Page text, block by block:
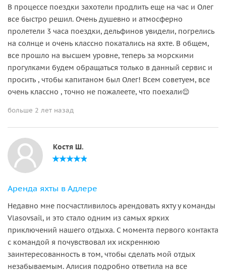
В процессе поездки захотели продлить еще на час и Олег
все быстро решил. Очень душевно и атмосферно
пролетели 3 часа поездки, дельфинов увидели, погрелись
на солнце и очень классно покатались на яхте. В общем,
все прошло на высшем уровне, теперь за морскими
прогулками будем обращаться только в данный сервис и
просить , чтобы капитаном был Олег! Всем советуем, все
очень классно , точно не пожалеете, что поехали😌
больше 2 лет назад
Костя Ш.
Аренда яхты в Адлере
Недавно мне посчастливилось арендовать яхту у команды
Vlasovsail, и это стало одним из самых ярких
приключений нашего отдыха. С момента первого контакта
с командой я почувствовал их искреннюю
заинтересованность в том, чтобы сделать мой отдых
незабываемым. Алисия подробно ответила на все